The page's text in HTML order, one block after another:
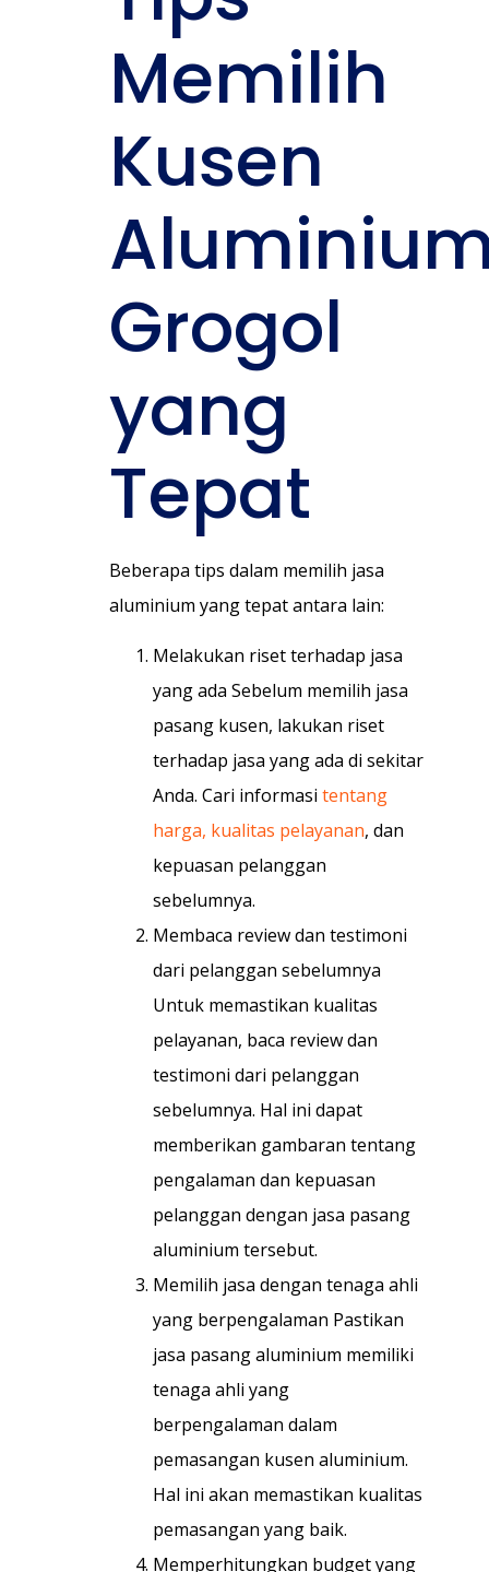
Memilih
Kusen
Grogol
yang
Tepat
Beberapa tips dalam memilih jasa
aluminium yang tepat antara lain:
Melakukan riset terhadap jasa
yang ada Sebelum memilih jasa
pasang kusen, lakukan riset
terhadap jasa yang ada di sekitar
Anda. Cari informasi tentang
harga, kualitas pelayanan, dan
kepuasan pelanggan
sebelumnya.
Membaca review dan testimoni
dari pelanggan sebelumnya
Untuk memastikan kualitas
pelayanan, baca review dan
testimoni dari pelanggan
sebelumnya. Hal ini dapat
memberikan gambaran tentang
pengalaman dan kepuasan
pelanggan dengan jasa pasang
aluminium tersebut.
Memilih jasa dengan tenaga ahli
yang berpengalaman Pastikan
jasa pasang aluminium memiliki
tenaga ahli yang
berpengalaman dalam
pemasangan kusen aluminium.
Hal ini akan memastikan kualitas
pemasangan yang baik.
Memperhitungkan budget yang